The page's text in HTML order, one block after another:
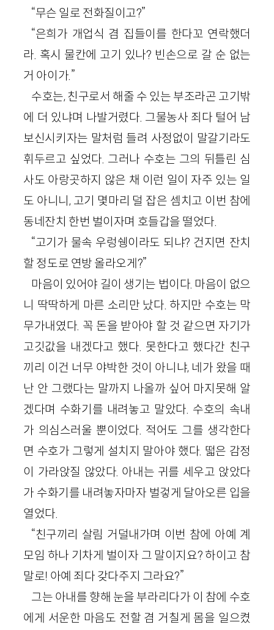
“무슨 일로 전화질이고?”
“은희가 개업식 겸 집들이를 한다꼬 연락했더
라. 혹시 물칸에 고기 있나? 빈손으로 갈 순 없는
거 아이가.”
수호는, 친구로서 해줄 수 있는 부조라곤 고기밖
에 더 있냐며 나발거렸다. 그물농사 죄다 털어 남
보신시키자는 말처럼 들려 사정없이 말갈기라도
휘두르고 싶었다. 그러나 수호는 그의 뒤틀린 심
사도 아랑곳하지 않은 채 이런 일이 자주 있는 일
도 아니니, 고기 몇마리 덜 잡은 셈치고 이번 참에
동네잔치 한번 벌이자며 호들갑을 떨었다.
“고기가 물속 우렁쉥이라도 되냐? 건지면 잔치
할 정도로 연방 올라오게?”
마음이 있어야 길이 생기는 법이다. 마음이 없으
니 딱딱하게 마른 소리만 났다. 하지만 수호는 막
무가내였다. 꼭 돈을 받아야 할 것 같으면 자기가
고깃값을 내겠다고 했다. 못한다고 했다간 친구
끼리 이건 너무 야박한 것이 아니냐, 네가 왔을 때
난 안 그랬다는 말까지 나올까 싶어 마지못해 알
겠다며 수화기를 내려놓고 말았다. 수호의 속내
가 의심스러울 뿐이었다. 적어도 그를 생각한다
면 수호가 그렇게 설치지 말아야 했다. 떫은 감정
이 가라앉질 않았다. 아내는 귀를 세우고 앉았다
가 수화기를 내려놓자마자 벌겋게 달아오른 입을
열었다.
“친구끼리 살림 거덜내가며 이번 참에 아예 계
모임 하나 기차게 벌이자 그 말이지요? 하이고 참
말로! 아예 죄다 갖다주지 그라요?”
그는 아내를 향해 눈을 부라리다가 이 참에 수호
에게 서운한 마음도 전할 겸 거칠게 몸을 일으켰